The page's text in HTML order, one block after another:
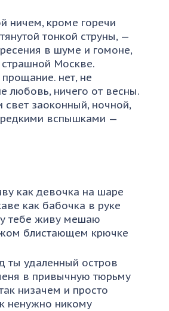
ничем, кроме горечи
тонкой струны, —
в шуме и гомоне,
Москве.
нет, не
любовь, ничего от весны.
свет заоконный, ночной,
редкими вспышками —
как девочка на шаре
как бабочка в руке
тебе живу мешаю
блистающем крючке
ты удаленный остров
в привычную тюрьму
низачем и просто
ненужно никому